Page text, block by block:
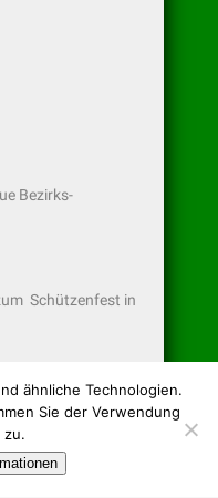
Bezirks-
Schützenfest in
erfolgreich
ähnliche Technologien.
Sie der Verwendung
zu.